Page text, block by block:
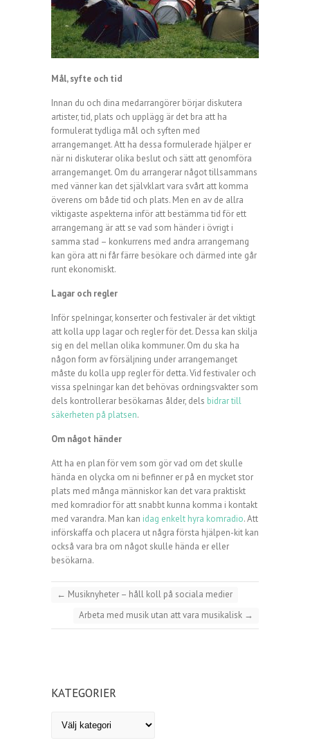
Mål, syfte och tid
Innan du och dina medarrangörer börjar diskutera
artister, tid, plats och upplägg är det bra att ha
formulerat tydliga mål och syften med
arrangemanget. Att ha dessa formulerade hjälper er
när ni diskuterar olika beslut och sätt att genomföra
arrangemanget. Om du arrangerar något tillsammans
med vänner kan det självklart vara svårt att komma
överens om både tid och plats. Men en av de allra
viktigaste aspekterna inför att bestämma tid för ett
arrangemang är att se vad som händer i övrigt i
samma stad – konkurrens med andra arrangemang
kan göra att ni får färre besökare och därmed inte går
runt ekonomiskt.
Lagar och regler
Inför spelningar, konserter och festivaler är det viktigt
att kolla upp lagar och regler för det. Dessa kan skilja
sig en del mellan olika kommuner. Om du ska ha
någon form av försäljning under arrangemanget
måste du kolla upp regler för detta. Vid festivaler och
vissa spelningar kan det behövas ordningsvakter som
dels kontrollerar besökarnas ålder, dels bidrar till
säkerheten på platsen.
Om något händer
Att ha en plan för vem som gör vad om det skulle
hända en olycka om ni befinner er på en mycket stor
plats med många människor kan det vara praktiskt
med komradior för att snabbt kunna komma i kontakt
med varandra. Man kan idag enkelt hyra komradio. Att
införskaffa och placera ut några första hjälpen-kit kan
också vara bra om något skulle hända er eller
besökarna.
← Musiknyheter – håll koll på sociala medier
Arbeta med musik utan att vara musikalisk →
KATEGORIER